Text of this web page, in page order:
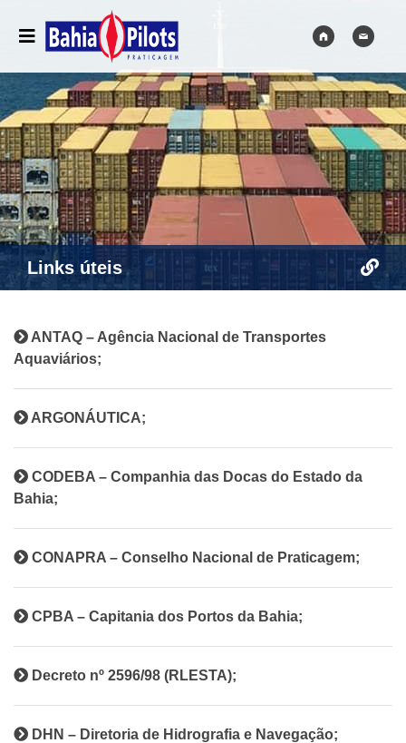
Links úteis
ANTAQ – Agência Nacional de Transportes
Aquaviários;
ARGONÁUTICA;
CODEBA – Companhia das Docas do Estado da
Bahia;
CONAPRA – Conselho Nacional de Praticagem;
CPBA – Capitania dos Portos da Bahia;
Decreto nº 2596/98 (RLESTA);
DHN – Diretoria de Hidrografia e Navegação;